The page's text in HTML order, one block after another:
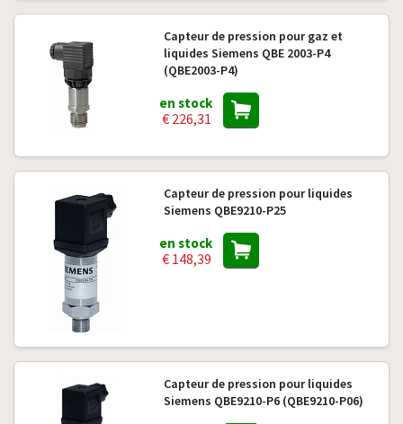
Capteur de pression pour gaz et
liquides Siemens QBE 2003-P4
(QBE2003-P4)
en stock
€ 226,31
Capteur de pression pour liquides
Siemens QBE9210-P25
en stock
€ 148,39
Capteur de pression pour liquides
Siemens QBE9210-P6 (QBE9210-P06)